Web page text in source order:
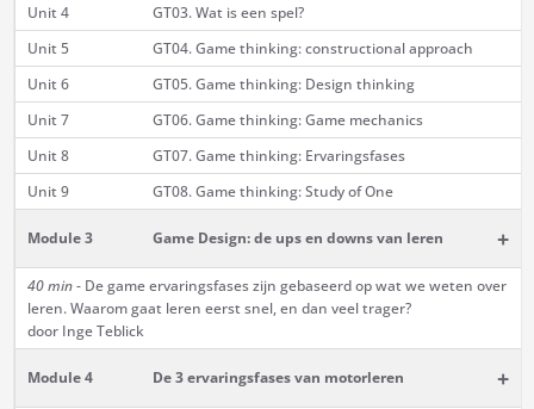
Unit 4
GT03. Wat is een spel?
Unit 5
GT04. Game thinking: constructional approach
Unit 6
GT05. Game thinking: Design thinking
Unit 7
GT06. Game thinking: Game mechanics
Unit 8
GT07. Game thinking: Ervaringsfases
Unit 9
GT08. Game thinking: Study of One
Module 3 Game Design: de ups en downs van leren +
40 min- De game ervaringsfases zijn gebaseerd op wat we weten over
leren. Waarom gaat leren eerst snel, en dan veel trager?
door Inge Teblick
Module 4 De 3 ervaringsfases van motorleren +